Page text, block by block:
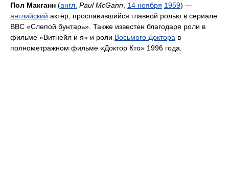
Пол Макганн (англ. Paul McGann 14 ноября 1959) —
английский актёр, прославившийся главной ролью в сериале
BBC «Слепой бунтарь». Также известен благодаря роли в
фильме «Витнейл и я» и роли Восьмого Доктора в
полнометражном фильме «Доктор Кто» 1996 года.